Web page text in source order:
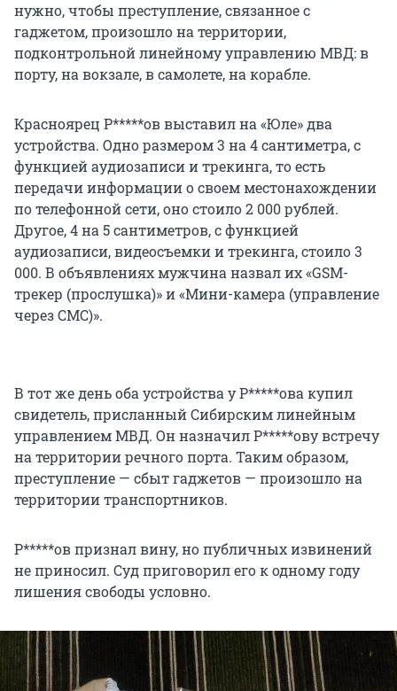
нужно, чтобы преступление, связанное с
гаджетом, произошло на территории,
подконтрольной линейному управлению МВД: в
порту, на вокзале, в самолете, на корабле.
Красноярец Р*****ов выставил на «Юле» два
устройства. Одно размером 3 на 4 сантиметра, с
функцией аудиозаписи и трекинга, то есть
передачи информации о своем местонахождении
по телефонной сети, оно стоило 2 000 рублей.
Другое, 4 на 5 сантиметров, с функцией
аудиозаписи, видеосъемки и трекинга, стоило 3
000. В объявлениях мужчина назвал их «GSM-
трекер (прослушка)» и «Мини-камера (управление
через СМС)».
В тот же день оба устройства у Р*****ова купил
свидетель, присланный Сибирским линейным
управлением МВД. Он назначил Р*****ову встречу
на территории речного порта. Таким образом,
преступление — сбыт гаджетов — произошло на
территории транспортников.
Р*****ов признал вину, но публичных извинений
не приносил. Суд приговорил его к одному году
лишения свободы условно.